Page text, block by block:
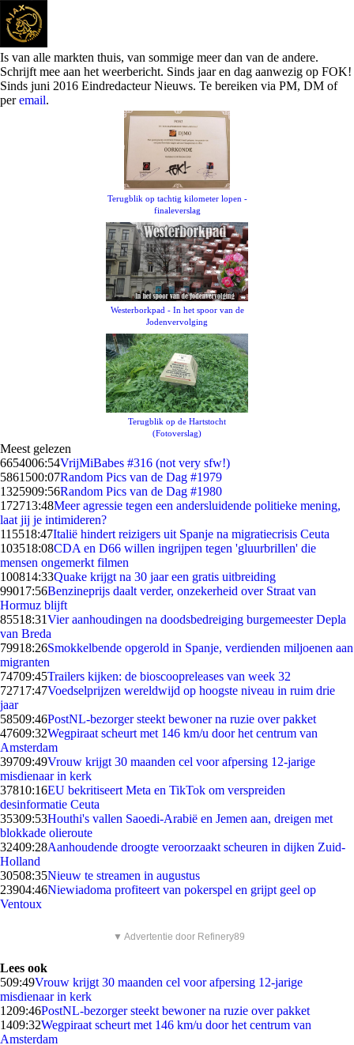
Is van alle markten thuis, van sommige meer dan van de andere.
Schrijft mee aan het weerbericht. Sinds jaar en dag aanwezig op FOK!
Sinds juni 2016 Eindredacteur Nieuws. Te bereiken via PM, DM of
peremail.
Terugblik op tachtig kilometer lopen -
finaleverslag
Westerborkpad - In het spoor van de
Jodenvervolging
Terugblik op de Hartstocht
(Fotoverslag)
Meest gelezen
6654006:54VrijMiBabes #316 (not very sfw!)
5861500:07Random Pics van de Dag #1979
1325909:56Random Pics van de Dag #1980
172713:48Meer agressie tegen een andersluidende politieke mening,
laat jij je intimideren?
115518:47Italië hindert reizigers uit Spanje na migratiecrisis Ceuta
103518:08CDA en D66 willen ingrijpen tegen 'gluurbrillen' die
mensen ongemerkt filmen
100814:33Quake krijgt na 30 jaar een gratis uitbreiding
99017:56Benzineprijs daalt verder, onzekerheid over Straat van
Hormuz blijft
85518:31Vier aanhoudingen na doodsbedreiging burgemeester Depla
van Breda
79918:26Smokkelbende opgerold in Spanje, verdienden miljoenen aan
migranten
74709:45Trailers kijken: de bioscoopreleases van week 32
72717:47Voedselprijzen wereldwijd op hoogste niveau in ruim drie
jaar
58509:46PostNL-bezorger steekt bewoner na ruzie over pakket
47609:32Wegpiraat scheurt met 146 km/u door het centrum van
Amsterdam
39709:49Vrouw krijgt 30 maanden cel voor afpersing 12-jarige
misdienaar in kerk
37810:16EU bekritiseert Meta en TikTok om verspreiden
desinformatie Ceuta
35309:53Houthi's vallen Saoedi-Arabië en Jemen aan, dreigen met
blokkade olieroute
32409:28Aanhoudende droogte veroorzaakt scheuren in dijken Zuid-
Holland
30508:35Nieuw te streamen in augustus
23904:46Niewiadoma profiteert van pokerspel en grijpt geel op
Ventoux
▼ Advertentie door Refinery89
Lees ook
509:49Vrouw krijgt 30 maanden cel voor afpersing 12-jarige
misdienaar in kerk
1209:46PostNL-bezorger steekt bewoner na ruzie over pakket
1409:32Wegpiraat scheurt met 146 km/u door het centrum van
Amsterdam